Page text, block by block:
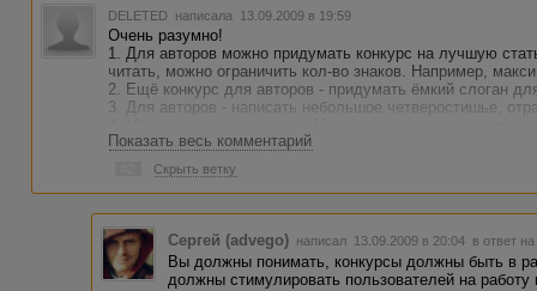
DELETED написала 13.09.2009 в 19:59
Очень разумно!
1. Для авторов можно придумать конкурс на лучшую
читать, можно ограничить кол-во знаков. Например,
2. Ещё конкурс для авторов - придумать ёмкий слоган
3. Для авторов - написать небольшое четверостишье,
сделать отдельно по категориям: Самое необычное
тема статьи; Самые оригинальные комментарии и т.д.
Показать весь комментарий
Скрыть ветку
Сергей (advego) написал 13.09.2009 в 20:04 в ответ
Вы должны понимать, конкурсы должны быть в
должны стимулировать пользователей на работу